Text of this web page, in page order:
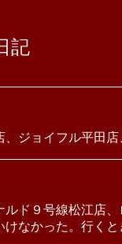
記
ジョイフル平田
ド９号線松江店
けなかった。行く